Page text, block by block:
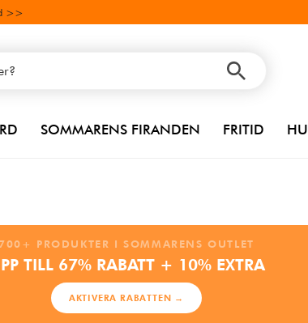
>>
SOMMARENS FIRANDEN FRITID
700+ PRODUKTER I SOMMARENS OUTLET
TILL 67% RABATT + 10% EXTRA
AKTIVERA RABATTEN →